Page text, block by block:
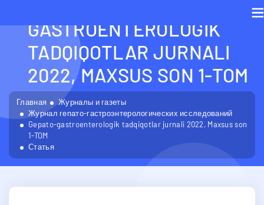
GASTROENTEROLOGIK
TADQIQOTLAR JURNALI
2022, MAXSUS SON 1-TOM
Главная
Журналы и газеты
Журнал гепато-гастроэнтерологических исследований
Gepato-gastroenterologik tadqiqotlar jurnali 2022, Maxsus son
1-TOM
Статья